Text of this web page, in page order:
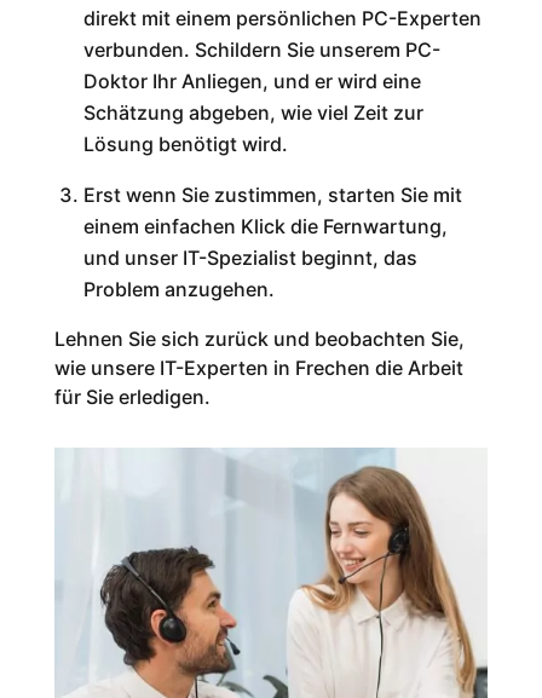
direkt mit einem persönlichen PC-Experten
verbunden. Schildern Sie unserem PC-
Doktor Ihr Anliegen, und er wird eine
Schätzung abgeben, wie viel Zeit zur
Lösung benötigt wird.
Erst wenn Sie zustimmen, starten Sie mit
einem einfachen Klick die Fernwartung,
und unser IT-Spezialist beginnt, das
Problem anzugehen.
Lehnen Sie sich zurück und beobachten Sie,
wie unsere IT-Experten in Frechen die Arbeit
für Sie erledigen.